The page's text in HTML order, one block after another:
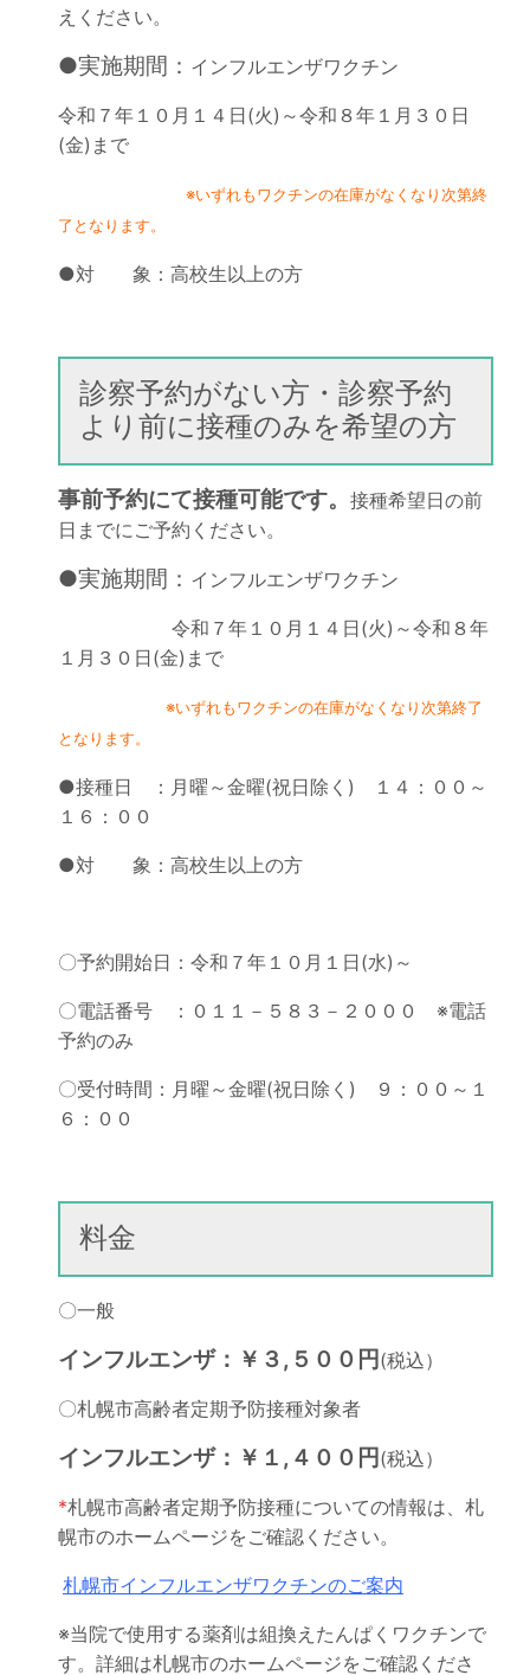
えください。
●実施期間： インフルエンザワクチン
令和７年１０月１４日(火)～令和８年１月３０日
(金)まで
※いずれもワクチンの在庫がなくなり次第終
了となります。
●対 象：高校生以上の方
診察予約がない方・診察予約
より前に接種のみを希望の方
事前予約にて接種可能です。 接種希望日の前
日までにご予約ください。
●実施期間： インフルエンザワクチン
令和７年１０月１４日(火)～令和８年
１月３０日(金)まで
※いずれもワクチンの在庫がなくなり次第終了
となります。
●接種日 ：月曜～金曜(祝日除く) １４：００～
１６：００
●対 象：高校生以上の方
〇予約開始日：令和７年１０月１日(水)～
〇電話番号 ：０１１－５８３－２０００ ※電話
予約のみ
〇受付時間：月曜～金曜(祝日除く) ９：００～１
６：００
料金
〇一般
インフルエンザ：￥３,５００円 (税込）
〇札幌市高齢者定期予防接種対象者
インフルエンザ：￥１,４００円 (税込）
*札幌市高齢者定期予防接種についての情報は、札
幌市のホームページをご確認ください。
札幌市インフルエンザワクチンのご案内
※当院で使用する薬剤は組換えたんぱくワクチンで
す。詳細は札幌市のホームページをご確認くださ